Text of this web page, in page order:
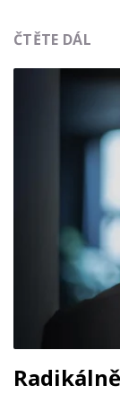
ČTĚTE DÁL